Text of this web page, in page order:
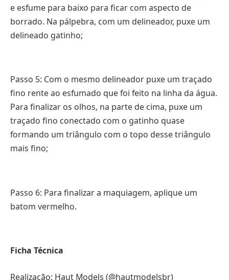
e esfume para baixo para ficar com aspecto de
borrado. Na pálpebra, com um delineador, puxe um
delineado gatinho;
Passo 5: Com o mesmo delineador puxe um traçado
fino rente ao esfumado que foi feito na linha da água.
Para finalizar os olhos, na parte de cima, puxe um
traçado fino conectado com o gatinho quase
formando um triângulo com o topo desse triângulo
mais fino;
Passo 6: Para finalizar a maquiagem, aplique um
batom vermelho.
Ficha Técnica
Realização: Haut Models (@hautmodelsbr)